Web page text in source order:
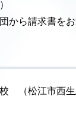
から請求書をお
（松江市西生